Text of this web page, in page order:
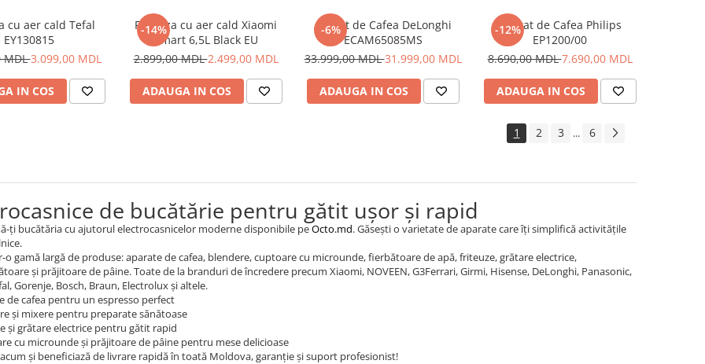
cu aer cald Tefal
EY130815
MDL3.099,00 MDL
IN COS
-14%
Friteuza cu aer cald Xiaomi
Smart 6,5L Black EU
2.899,00 MDL2.499,00 MDL
ADAUGA IN COS
-6%
Aparat de Cafea DeLonghi
ECAM65085MS
33.999,00 MDL31.999,00 MDL
ADAUGA IN COS
-12%
Aparat de Cafea Philips
EP1200/00
8.690,00 MDL7.690,00 MDL
ADAUGA IN COS
1 2 3 ... 6
de bucătărie pentru gătit ușor și rapid
ți bucătăria cu ajutorul electrocasnicelor moderne disponibile peOcto.md. Găsești o varietate de aparate care îți simplifică activitățile
o gamă largă de produse: aparate de cafea, blendere, cuptoare cu microunde, fierbătoare de apă, friteuze, grătare electrice,
și prăjitoare de pâine. Toate de la branduri de încredere precum Xiaomi, NOVEEN, G3Ferrari, Girmi, Hisense, DeLonghi, Panasonic,
Gorenje, Bosch, Braun, Electrolux și altele.
de cafea pentru un espresso perfect
și mixere pentru preparate sănătoase
și grătare electrice pentru gătit rapid
cu microunde și prăjitoare de pâine pentru mese delicioase
și beneficiază de livrare rapidă în toată Moldova, garanție și suport profesionist!